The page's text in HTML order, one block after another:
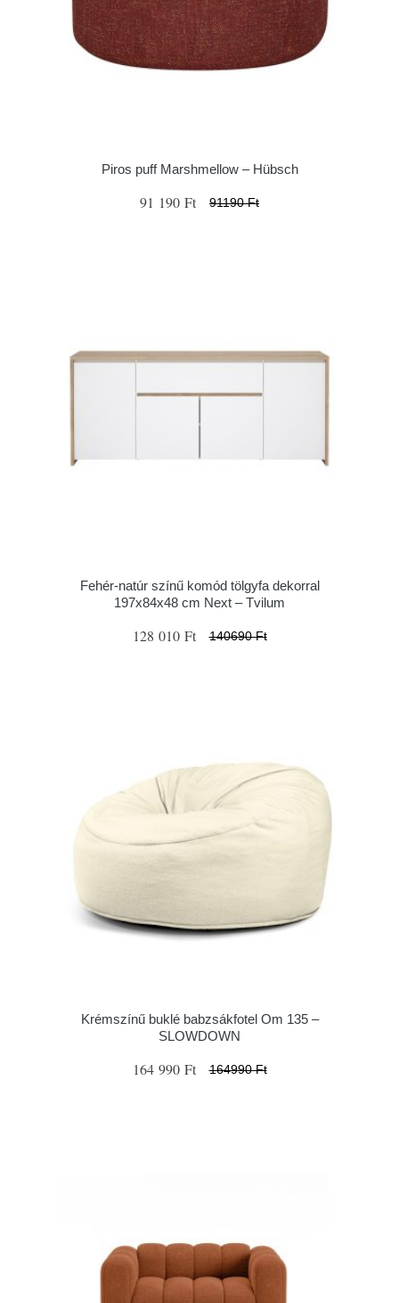
Piros puff Marshmellow – Hübsch
91 190 Ft 91190 Ft
Fehér-natúr színű komód tölgyfa dekorral
197x84x48 cm Next – Tvilum
128 010 Ft 140690 Ft
Krémszínű buklé babzsákfotel Om 135 –
SLOWDOWN
164 990 Ft 164990 Ft